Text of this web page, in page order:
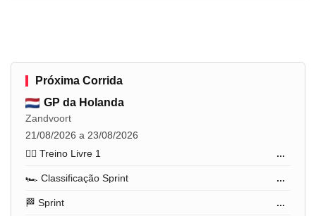
Próxima Corrida
GP da Holanda
Zandvoort
21/08/2026 a 23/08/2026
🏋️‍♂️ Treino Livre 1
...
🏎️ Classificação Sprint ...
🏁 Sprint ...